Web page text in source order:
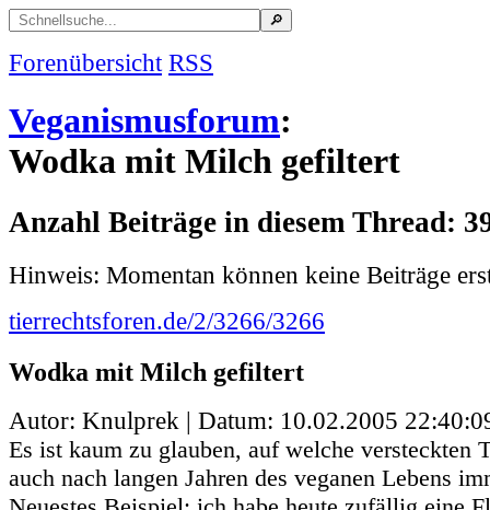
Forenübersicht RSS
Veganismusforum:
Wodka mit Milch gefiltert
Anzahl Beiträge in diesem Thread:
Hinweis: Momentan können keine Beiträge
tierrechtsforen.de/2/3266/3266
Wodka mit Milch gefiltert
Autor: Knulprek | Datum: 10.02.2005
Es ist kaum zu glauben, auf welche versteckten
auch nach langen Jahren des veganen Lebens